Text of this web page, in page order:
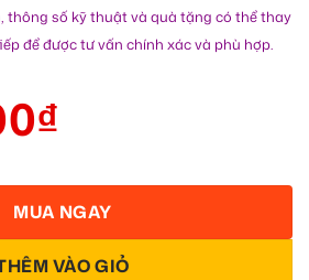
thông số kỹ thuật và quà tặng có thể thay
để được tư vấn chính xác và phù hợp.
₫
VÀO GIỎ
MUA NGAY